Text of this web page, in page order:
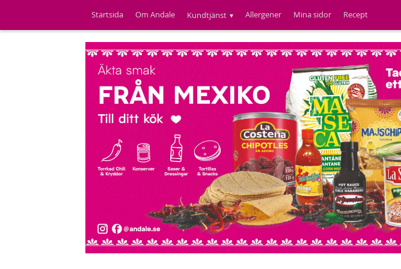
Startsida Om Andale Kundtjänst Allergener Mina sidor Recept